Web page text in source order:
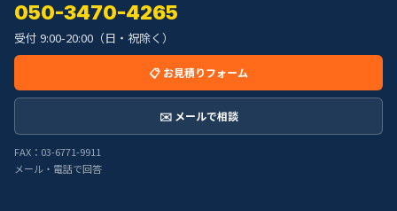
050-3470-4265
受付 9:00-20:00（日・祝除く）
📋 お見積りフォーム
✉️ メールで相談
FAX：03-6771-9911
メール・電話で回答